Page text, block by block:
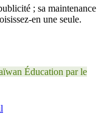
; sa maintenance
en une seule.
Éducation par le